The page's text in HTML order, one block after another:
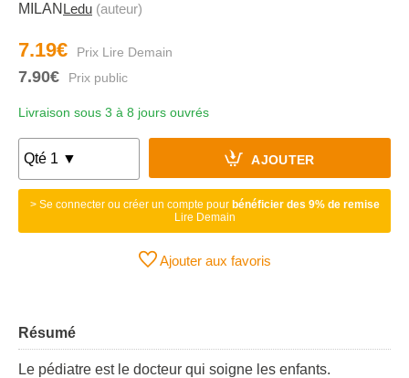
MILAN Ledu (auteur)
7.19€
7.90€
Livraison sous 3 à 8 jours ouvrés
AJOUTER
> Se connecter ou créer un compte pour bénéficier des 9% de remise
Lire Demain
Ajouter aux favoris
Résumé
Le pédiatre est le docteur qui soigne les enfants.